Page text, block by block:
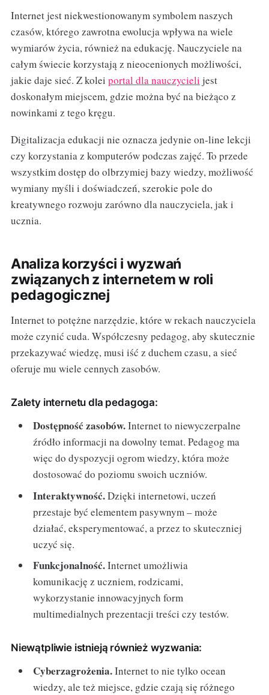
Internet jest niekwestionowanym symbolem naszych
czasów, którego zawrotna ewolucja wpływa na wiele
wymiarów życia, również na edukację. Nauczyciele na
całym świecie korzystają z nieocenionych możliwości,
jakie daje sieć. Z kolei portal dla nauczycieli jest
doskonałym miejscem, gdzie można być na bieżąco z
nowinkami z tego kręgu.
Digitalizacja edukacji nie oznacza jedynie on-line lekcji
czy korzystania z komputerów podczas zajęć. To przede
wszystkim dostęp do olbrzymiej bazy wiedzy, możliwość
wymiany myśli i doświadczeń, szerokie pole do
kreatywnego rozwoju zarówno dla nauczyciela, jak i
ucznia.
Analiza korzyści i wyzwań
związanych z internetem w roli
pedagogicznej
Internet to potężne narzędzie, które w rekach nauczyciela
może czynić cuda. Współczesny pedagog, aby skutecznie
przekazywać wiedzę, musi iść z duchem czasu, a sieć
oferuje mu wiele cennych zasobów.
Zalety internetu dla pedagoga:
Dostępność zasobów.Internet to niewyczerpalne
źródło informacji na dowolny temat. Pedagog ma
więc do dyspozycji ogrom wiedzy, która może
dostosować do poziomu swoich uczniów.
Interaktywność.Dzięki internetowi, uczeń
przestaje być elementem pasywnym – może
działać, eksperymentować, a przez to skuteczniej
uczyć się.
Funkcjonalność.Internet umożliwia
komunikację z uczniem, rodzicami,
wykorzystanie innowacyjnych form
multimedialnych prezentacji treści czy testów.
Niewątpliwie istnieją również wyzwania:
Cyberzagrożenia.Internet to nie tylko ocean
wiedzy, ale też miejsce, gdzie czają się różnego